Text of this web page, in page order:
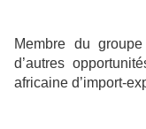
Membre du
d’autres
africaine d’import-